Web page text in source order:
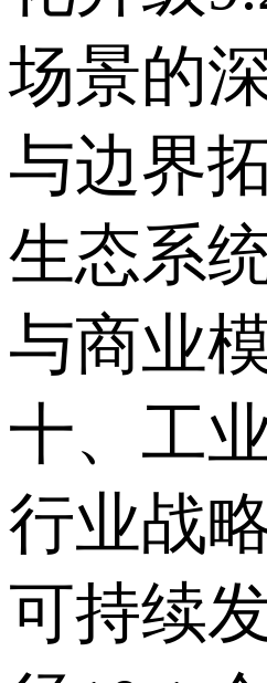
场景的
与边界
生态系
与商业
十、工
行业战
可持续